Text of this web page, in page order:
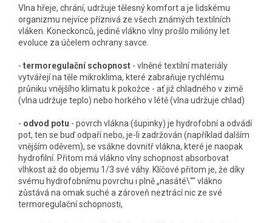
Vlna hřeje, chrání, udržuje tělesný komfort a je lidskému
organizmu nejvíce příznivá ze všech známých textilních
vláken. Koneckonců, jedině vlákno vlny prošlo milióny let
evoluce za účelem ochrany savce.
- termoregulační schopnost - vlněné textilní materiály
vytvářejí na těle mikroklima, které zabraňuje rychlému
průniku vnějšího klimatu k pokožce - ať již chladného v zimě
(vlna udržuje teplo) nebo horkého v létě (vlna udržuje chlad)
- odvod potu - povrch vlákna (šupinky) je hydrofobní a odvádí
pot, ten se buď odpaří nebo, je-li zadržován (například dalším
vnějším oděvem), se vsákne dovnitř vlákna, které je naopak
hydrofilní. Přitom má vlákno vlny schopnost absorbovat
vlhkost až do objemu 1/3 své váhy. Klíčové přitom je, že díky
svému hydrofobnímu povrchu i plně „nasáté\"" vlákno
zůstává na omak suché a zároveň neztrácí nic ze své
termoregulační schopnosti,